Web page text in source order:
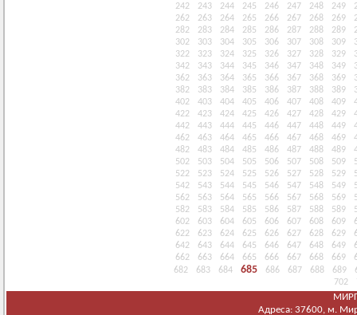
242
243 244 245 246 247 248 249
262
263 264 265 266 267 268 269
282
283 284 285 286 287 288 289
302
303 304 305 306 307 308 309
322
323 324 325 326 327 328 329
342
343 344 345 346 347 348 349
362
363 364 365 366 367 368 369
382
383 384 385 386 387 388 389
402
403 404 405 406 407 408 409
422
423 424 425 426 427 428 429
442
443 444 445 446 447 448 449
462
463 464 465 466 467 468 469
482
483 484 485 486 487 488 489
502
503 504 505 506 507 508 509
522
523 524 525 526 527 528 529
542
543 544 545 546 547 548 549
562
563 564 565 566 567 568 569
582
583 584 585 586 587 588 589
602
603 604 605 606 607 608 609
622
623 624 625 626 627 628 629
642
643 644 645 646 647 648 649
662
663 664 665 666 667 668 669
682
683 684 685 686 687 688 689
702
Адреса: 37600, м.